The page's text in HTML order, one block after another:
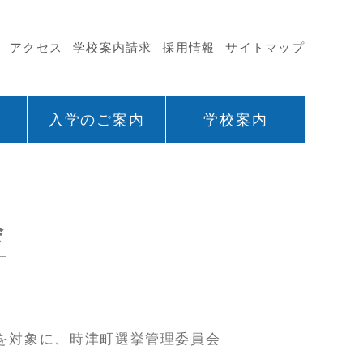
アクセス 学校案内請求 採用情報 サイトマップ
入学のご案内 学校案内
象に、時津町選挙管理委員会